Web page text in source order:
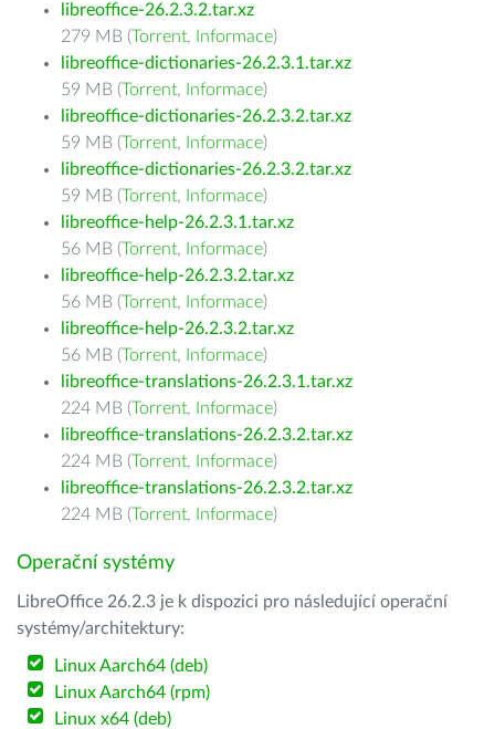
libreoffice-26.2.3.2.tar.xz
279 MB (Torrent, Informace)
libreoffice-dictionaries-26.2.3.1.tar.xz
59 MB (Torrent, Informace)
libreoffice-dictionaries-26.2.3.2.tar.xz
59 MB (Torrent, Informace)
libreoffice-dictionaries-26.2.3.2.tar.xz
59 MB (Torrent, Informace)
libreoffice-help-26.2.3.1.tar.xz
56 MB (Torrent, Informace)
libreoffice-help-26.2.3.2.tar.xz
56 MB (Torrent, Informace)
libreoffice-help-26.2.3.2.tar.xz
56 MB (Torrent, Informace)
libreoffice-translations-26.2.3.1.tar.xz
224 MB (Torrent, Informace)
libreoffice-translations-26.2.3.2.tar.xz
224 MB (Torrent, Informace)
libreoffice-translations-26.2.3.2.tar.xz
224 MB (Torrent, Informace)
Operační systémy
LibreOffice 26.2.3 je k dispozici pro následující operační
systémy/architektury:
Linux Aarch64 (deb)
Linux Aarch64 (rpm)
Linux x64 (deb)